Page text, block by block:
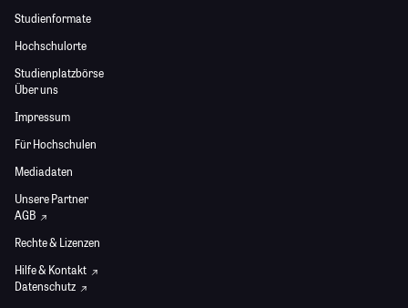
Studienformate
Hochschulorte
Studienplatzbörse
Über uns
Impressum
Für Hochschulen
Mediadaten
Unsere Partner
AGB
Rechte & Lizenzen
Hilfe & Kontakt
Datenschutz